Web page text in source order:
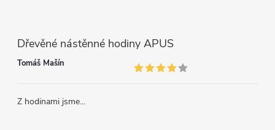
Dřevěné nástěnné hodiny APUS
Tomáš Mašín
Z hodinami jsme...